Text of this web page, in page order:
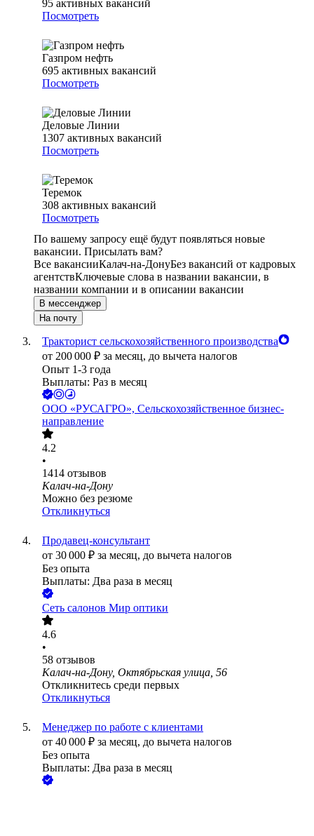
95 активных вакансий
Посмотреть
Газпром нефть
695 активных вакансий
Посмотреть
Деловые Линии
1307 активных вакансий
Посмотреть
Теремок
308 активных вакансий
Посмотреть
По вашему запросу ещё будут появляться новые
вакансии. Присылать вам?
Все вакансииКалач-на-ДонуБез вакансий от кадровых
агентствКлючевые слова в названии вакансии, в
названии компании и в описании вакансии
В мессенджер
На почту
Тракторист сельскохозяйственного производства
от 200 000 ₽ за месяц, до вычета налогов
Опыт 1-3 года
Выплаты: Раз в месяц
ООО «РУСАГРО», Сельскохозяйственное бизнес-
направление
4.2
•
1414 отзывов
Калач-на-Дону
Можно без резюме
Откликнуться
Продавец-консультант
от 30 000 ₽ за месяц, до вычета налогов
Без опыта
Выплаты: Два раза в месяц
Сеть салонов Мир оптики
4.6
•
58 отзывов
Калач-на-Дону, Октябрьская улица, 56
Откликнитесь среди первых
Откликнуться
Менеджер по работе с клиентами
от 40 000 ₽ за месяц, до вычета налогов
Без опыта
Выплаты: Два раза в месяц